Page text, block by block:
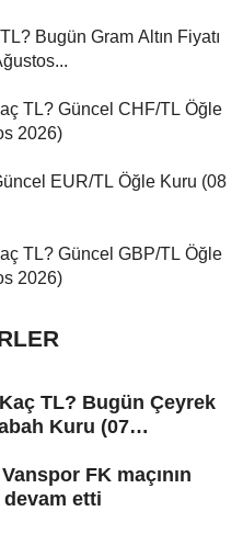
Bugün Gram Altın Fiyatı
TL? Güncel CHF/TL Öğle
2026)
EUR/TL Öğle Kuru (08
TL? Güncel GBP/TL Öğle
2026)
TL? Bugün Çeyrek
Kuru (07
FK maçının
devam etti